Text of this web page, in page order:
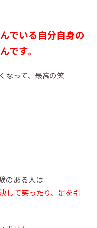
でいる自分自身の
です。
なって、最高の笑
のある人は
して笑ったり、足を引